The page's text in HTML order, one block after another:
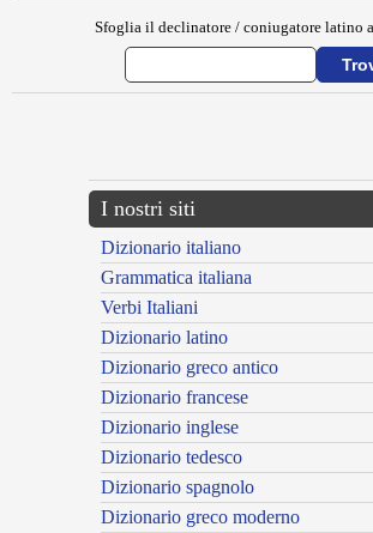
Sfoglia il declinatore / coniugatore latino
I nostri siti
Dizionario italiano
Grammatica italiana
Verbi Italiani
Dizionario latino
Dizionario greco antico
Dizionario francese
Dizionario inglese
Dizionario tedesco
Dizionario spagnolo
Dizionario greco moderno